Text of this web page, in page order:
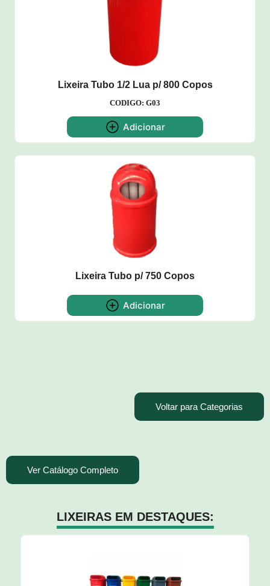
Lixeira Tubo 1/2 Lua p/ 800 Copos
CODIGO: G03
Adicionar
Lixeira Tubo p/ 750 Copos
Adicionar
Voltar para Categorias
Ver Catálogo Completo
LIXEIRAS EM DESTAQUES: